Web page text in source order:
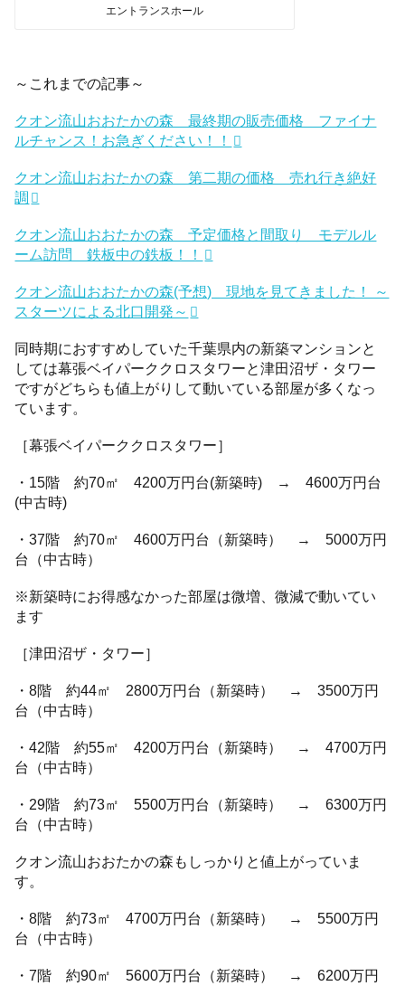
エントランスホール
～これまでの記事～
クオン流山おおたかの森 最終期の販売価格 ファイナ
ルチャンス！お急ぎください！！
クオン流山おおたかの森 第二期の価格 売れ行き絶好
調
クオン流山おおたかの森 予定価格と間取り モデルル
ーム訪問 鉄板中の鉄板！！
クオン流山おおたかの森(予想) 現地を見てきました！ ～
スターツによる北口開発～
同時期におすすめしていた千葉県内の新築マンションと
しては幕張ベイパーククロスタワーと津田沼ザ・タワー
ですがどちらも値上がりして動いている部屋が多くなっ
ています。
［幕張ベイパーククロスタワー］
・15階 約70㎡ 4200万円台(新築時) → 4600万円台
(中古時)
・37階 約70㎡ 4600万円台（新築時） → 5000万円
台（中古時）
※新築時にお得感なかった部屋は微増、微減で動いてい
ます
［津田沼ザ・タワー］
・8階 約44㎡ 2800万円台（新築時） → 3500万円
台（中古時）
・42階 約55㎡ 4200万円台（新築時） → 4700万円
台（中古時）
・29階 約73㎡ 5500万円台（新築時） → 6300万円
台（中古時）
クオン流山おおたかの森もしっかりと値上がっていま
す。
・8階 約73㎡ 4700万円台（新築時） → 5500万円
台（中古時）
・7階 約90㎡ 5600万円台（新築時） → 6200万円